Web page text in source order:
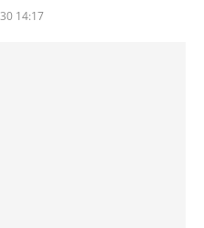
14:17